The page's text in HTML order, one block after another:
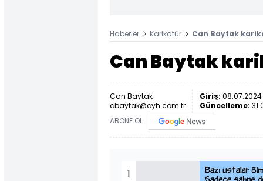
Haberler Karikatür Can Baytak
Can Baytak
Can Baytak
cbaytak@cyh.com.tr
Giriş:
Güncelleme:
ABONE OL
1